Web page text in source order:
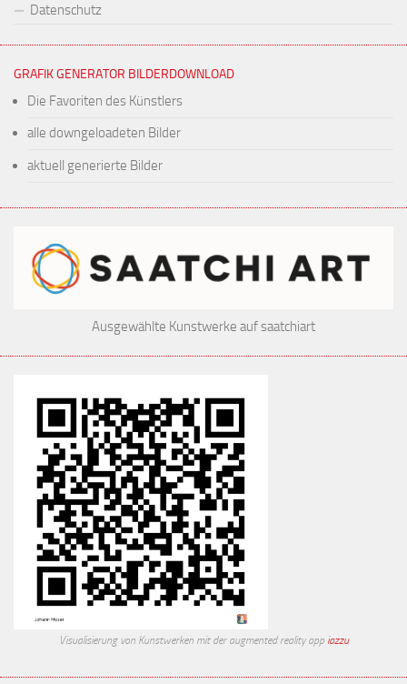
Datenschutz
GRAFIK GENERATOR BILDERDOWNLOAD
Die Favoriten des Künstlers
alle downgeloadeten Bilder
aktuell generierte Bilder
Ausgewählte Kunstwerke auf saatchiart
Visualisierung von Kunstwerken mit der augmented reality app iazzu